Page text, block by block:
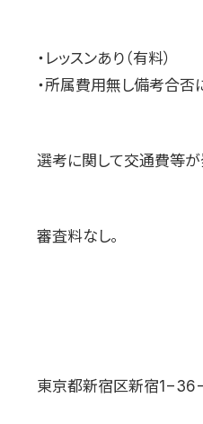
・レッスンあり（有料）
・所属費用無し備考合否
選考に関して交通費等が
審査料なし。
東京都新宿区新宿